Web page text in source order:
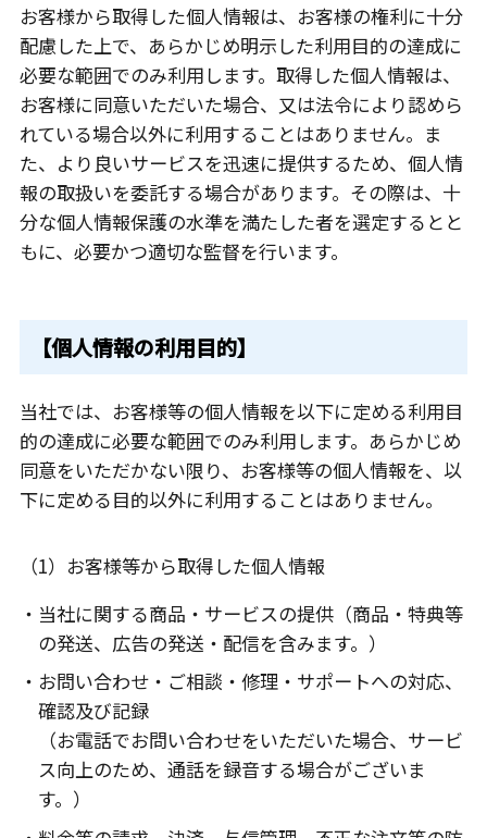
お客様から取得した個人情報は、お客様の権利に十分
配慮した上で、あらかじめ明示した利用目的の達成に
必要な範囲でのみ利用します。取得した個人情報は、
お客様に同意いただいた場合、又は法令により認めら
れている場合以外に利用することはありません。ま
た、より良いサービスを迅速に提供するため、個人情
報の取扱いを委託する場合があります。その際は、十
分な個人情報保護の水準を満たした者を選定するとと
もに、必要かつ適切な監督を行います。
【個人情報の利用目的】
当社では、お客様等の個人情報を以下に定める利用目
的の達成に必要な範囲でのみ利用します。あらかじめ
同意をいただかない限り、お客様等の個人情報を、以
下に定める目的以外に利用することはありません。
（1）お客様等から取得した個人情報
・当社に関する商品・サービスの提供（商品・特典等
の発送、広告の発送・配信を含みます。）
・お問い合わせ・ご相談・修理・サポートへの対応、
確認及び記録
（お電話でお問い合わせをいただいた場合、サービ
ス向上のため、通話を録音する場合がございま
す。）